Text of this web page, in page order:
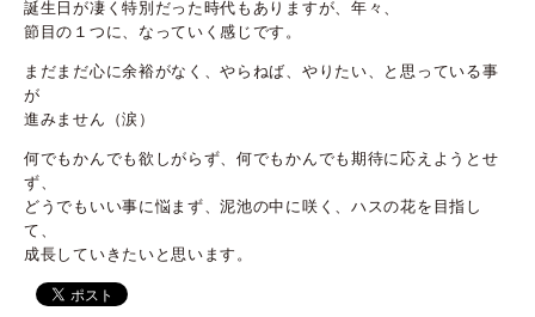
誕生日が凄く特別だった時代もありますが、年々、
節目の１つに、なっていく感じです。
まだまだ心に余裕がなく、やらねば、やりたい、と思っている事
が
進みません（涙）
何でもかんでも欲しがらず、何でもかんでも期待に応えようとせ
ず、
どうでもいい事に悩まず、泥池の中に咲く、ハスの花を目指し
て、
成長していきたいと思います。